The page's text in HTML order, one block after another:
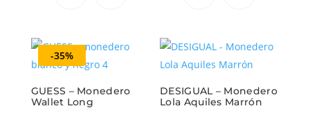
-35%
GUESS – Monedero
Wallet Long
DESIGUAL – Monedero
Lola Aquiles Marrón